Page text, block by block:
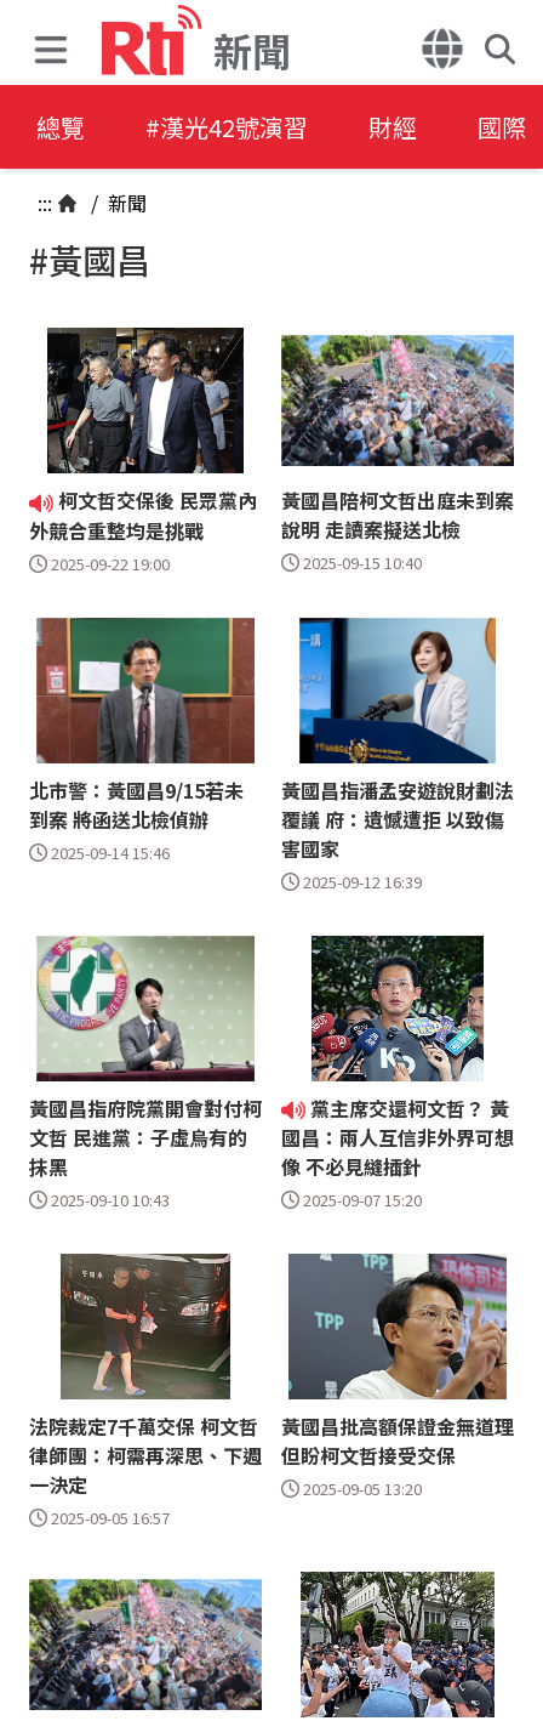
新聞
總覽 #漢光42號演習 財經 國際
::: / 新聞
#黃國昌
柯文哲交保後 民眾黨內
外競合重整均是挑戰
2025-09-22 19:00
黃國昌陪柯文哲出庭未到案
說明 走讀案擬送北檢
2025-09-15 10:40
北市警：黃國昌9/15若未
到案 將函送北檢偵辦
2025-09-14 15:46
黃國昌指潘孟安遊說財劃法
覆議 府：遺憾遭拒 以致傷
害國家
2025-09-12 16:39
黃國昌指府院黨開會對付柯
文哲 民進黨：子虛烏有的
抹黑
2025-09-10 10:43
黨主席交還柯文哲？ 黃
國昌：兩人互信非外界可想
像 不必見縫插針
2025-09-07 15:20
法院裁定7千萬交保 柯文哲
律師團：柯需再深思、下週
一決定
2025-09-05 16:57
黃國昌批高額保證金無道理
但盼柯文哲接受交保
2025-09-05 13:20